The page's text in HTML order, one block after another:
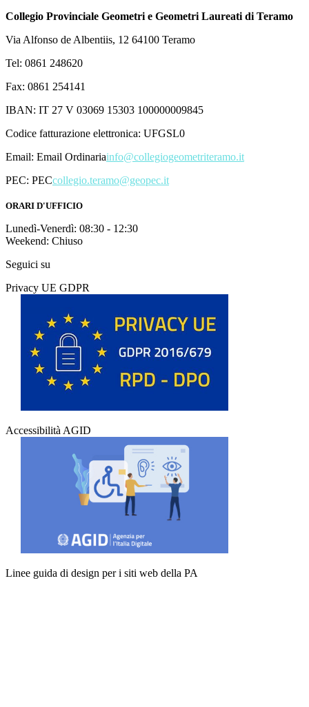
Collegio Provinciale Geometri e Geometri Laureati di Teramo
Via Alfonso de Albentiis, 12 64100 Teramo
Tel: 0861 248620
Fax: 0861 254141
IBAN: IT 27 V 03069 15303 100000009845
Codice fatturazione elettronica: UFGSL0
Email: Email Ordinariainfo@collegiogeometriteramo.it
PEC: PECcollegio.teramo@geopec.it
ORARI D'UFFICIO
Lunedì-Venerdì: 08:30 - 12:30
Weekend: Chiuso
Seguici su
Privacy UE GDPR
Accessibilità AGID
Linee guida di design per i siti web della PA